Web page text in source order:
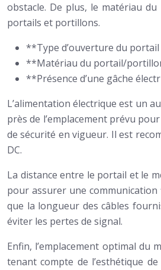
obstacle. De plus, le matériau
portails et portillons.
**Type d’ouverture du
**Matériau du portail/
**Présence d’une gâche
L’alimentation électrique est un
près de l’emplacement prévu
de sécurité en vigueur. Il est
DC.
La distance entre le portail et le
pour assurer une communication
que la longueur des câbles
éviter les pertes de signal.
Enfin, l’emplacement optimal
tenant compte de l’esthétique